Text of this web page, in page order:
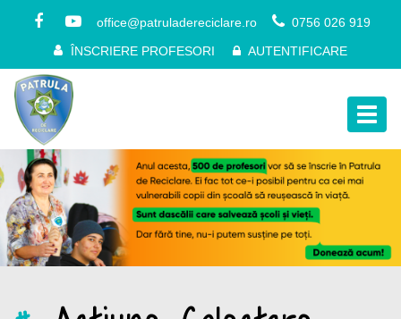
office@patruladereciclare.ro
0756 026 919
ÎNSCRIERE PROFESORI
AUTENTIFICARE